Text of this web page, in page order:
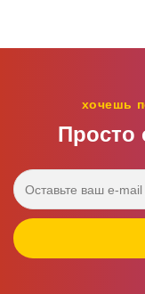
хочешь
Просто